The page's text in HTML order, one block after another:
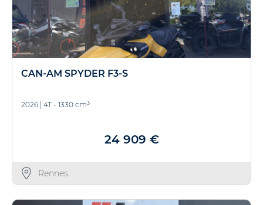
CAN-AM SPYDER F3-S
2026 4T - 1330 cm3
24 909 €
Rennes